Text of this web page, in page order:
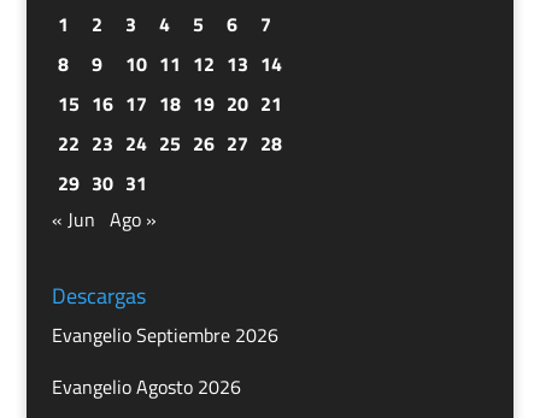
1
2 3 4 5 6
7
8
9 10 11 12 13 14
15 16 17 18 19 20 21
22 23 24 25 26 27 28
29 30 31
« Jun Ago »
Descargas
Evangelio Septiembre 2026
Evangelio Agosto 2026